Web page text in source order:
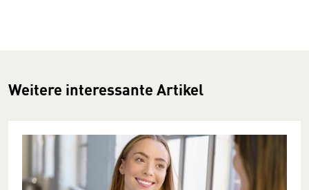
Weitere interessante Artikel